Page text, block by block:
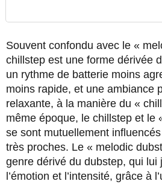
Souvent confondu avec le «
chillstep est une forme dérivée
un rythme de batterie moins
moins rapide, et une ambiance
relaxante, à la manière du «
même époque, le chillstep et le
se sont mutuellement
très proches. Le « melodic
genre dérivé du dubstep, qui lui
l’émotion et l’intensité, grâce à